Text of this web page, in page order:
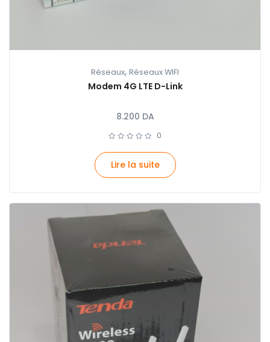
Réseaux, Réseaux WIFI
Modem 4G LTE D-Link
8.200 DA
0
Lire la suite